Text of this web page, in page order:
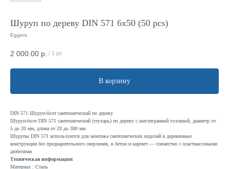
Шуруп по дереву DIN 571 6x50 (50 pcs)
Eggers
2 000.00 р. / 1 pc
В корзину
DIN 571 Шуруп-болт сантехнический по дереву
Шуруп-болт DIN 571 сантехнический (глухарь) по дереву с шестигранной головкой, диаметр от
5 до 20 мм, длина от 20 до 380 мм.
Шурупы DIN 571 используются для монтажа сантехнических изделий в деревянные
конструкции без предварительного сверления, в бетон и кирпич — совместно с пластмассовыми
дюбелями
Техническая информация:
Материал : Сталь